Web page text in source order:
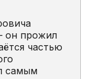
он прожил
частью
самым